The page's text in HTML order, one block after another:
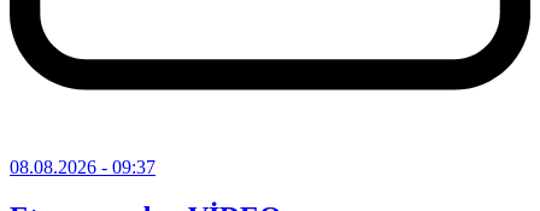
08.08.2026 - 09:37